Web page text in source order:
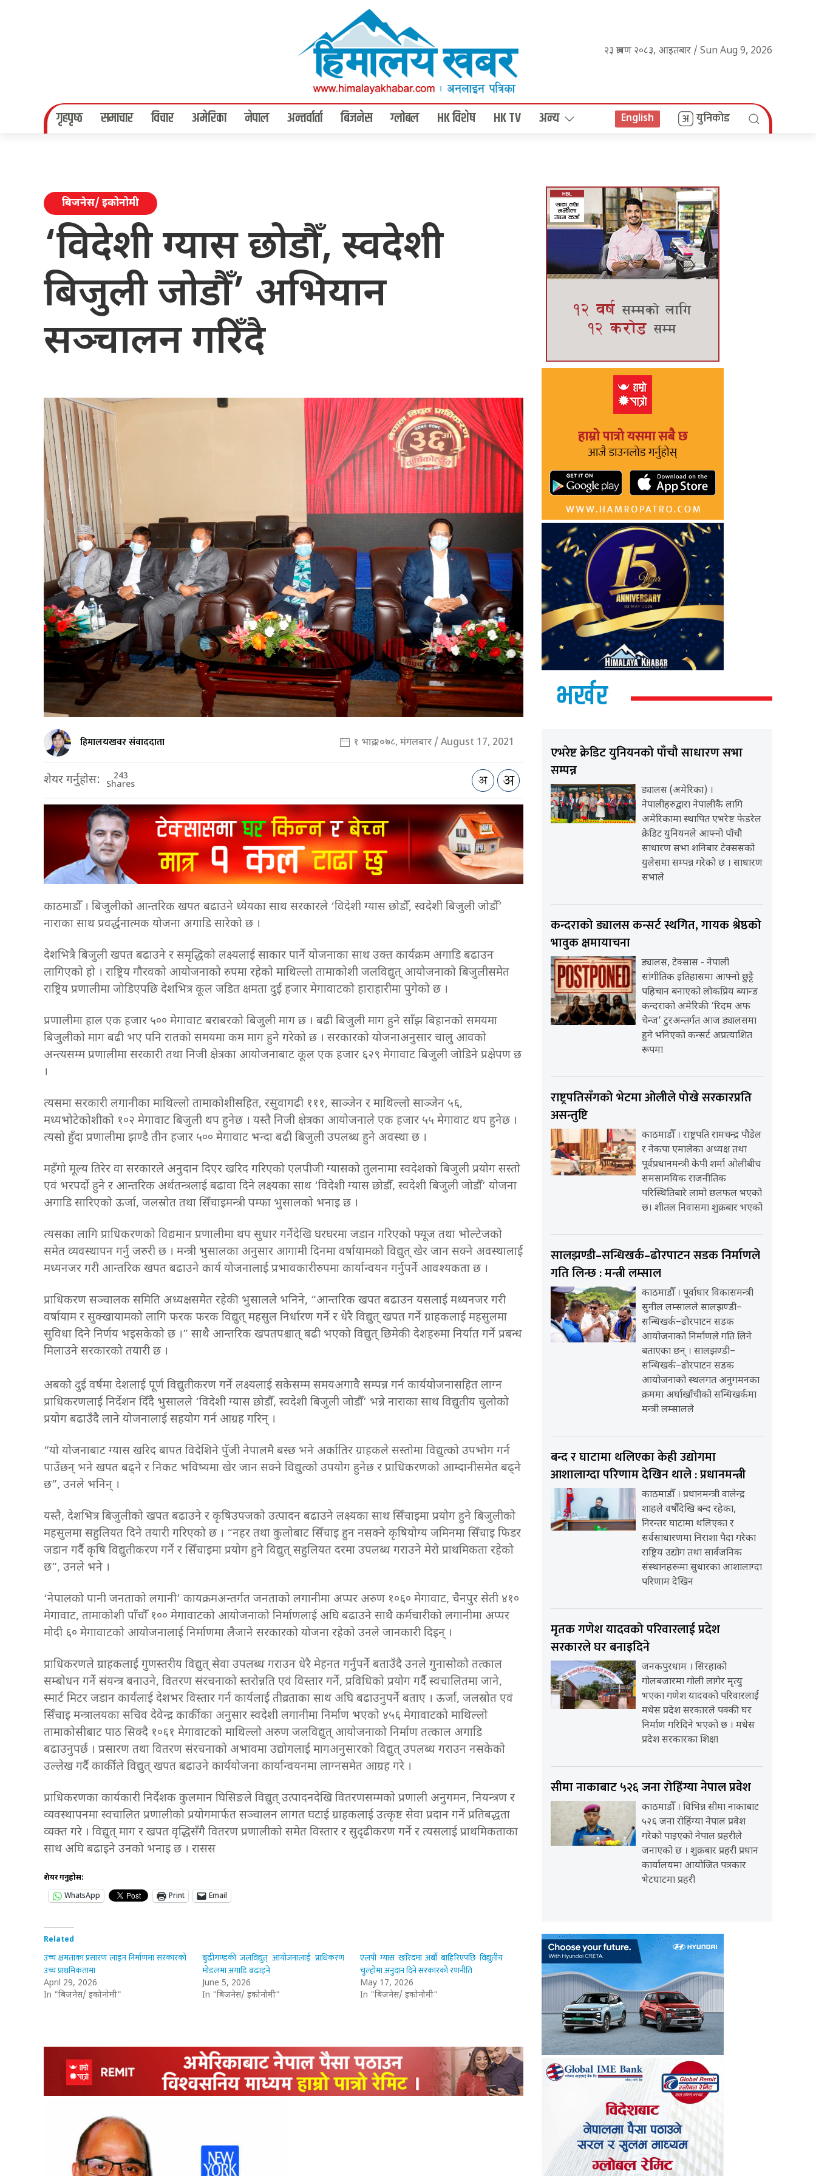
२३ श्रावण २०८३, आइतबार / Sun Aug 9, 2026
गृहपृष्‍ठ समाचार विचार अमेरिका नेपाल अन्तर्वार्ता बिजनेस ग्लोबल HK विशेष HK TV अन्य English युनिकोड
बिजनेस/ इकोनोमी
‘विदेशी ग्यास छोडौँ, स्वदेशी
बिजुली जोडौँ’ अभियान
सञ्चालन गरिँदै
हिमालयखवर संवाददाता १ भाद्र २०७८, मंगलबार / August 17, 2021
शेयर गर्नुहोस: 243
Shares
काठमाडौँ । बिजुलीको आन्तरिक खपत बढाउने ध्येयका साथ सरकारले ‘विदेशी ग्यास छोडौँ, स्वदेशी बिजुली जोडौँ’
नाराका साथ प्रवर्द्धनात्मक योजना अगाडि सारेको छ ।
देशभित्रै बिजुली खपत बढाउने र समृद्धिको लक्ष्यलाई साकार पार्ने योजनाका साथ उक्त कार्यक्रम अगाडि बढाउन
लागिएको हो । राष्ट्रिय गौरवको आयोजनाको रुपमा रहेको माथिल्लो तामाकोशी जलविद्युत् आयोजनाको बिजुलीसमेत
राष्ट्रिय प्रणालीमा जोडिएपछि देशभित्र कूल जडित क्षमता दुई हजार मेगावाटको हाराहारीमा पुगेको छ ।
प्रणालीमा हाल एक हजार ५०० मेगावाट बराबरको बिजुली माग छ । बढी बिजुली माग हुने साँझ बिहानको समयमा
बिजुलीको माग बढी भए पनि रातको समयमा कम माग हुने गरेको छ । सरकारको योजनाअनुसार चालु आवको
अन्त्यसम्म प्रणालीमा सरकारी तथा निजी क्षेत्रका आयोजनाबाट कूल एक हजार ६२९ मेगावाट बिजुली जोडिने प्रक्षेपण छ
।
त्यसमा सरकारी लगानीका माथिल्लो तामाकोशीसहित, रसुवागढी १११, साञ्जेन र माथिल्लो साञ्जेन ५६,
मध्यभोटेकोशीको १०२ मेगावाट बिजुली थप हुनेछ । यस्तै निजी क्षेत्रका आयोजनाले एक हजार ५५ मेगावाट थप हुनेछ ।
त्यसो हुँदा प्रणालीमा झण्डै तीन हजार ५०० मेगावाट भन्दा बढी बिजुली उपलब्ध हुने अवस्था छ ।
महँगो मूल्य तिरेर वा सरकारले अनुदान दिएर खरिद गरिएको एलपीजी ग्यासको तुलनामा स्वदेशको बिजुली प्रयोग सस्तो
एवं भरपर्दो हुने र आन्तरिक अर्थतन्त्रलाई बढावा दिने लक्ष्यका साथ ‘विदेशी ग्यास छोडौँ, स्वदेशी बिजुली जोडौँ’ योजना
अगाडि सारिएको ऊर्जा, जलस्रोत तथा सिँचाइमन्त्री पम्फा भुसालको भनाइ छ ।
त्यसका लागि प्राधिकरणको विद्यमान प्रणालीमा थप सुधार गर्नेदेखि घरघरमा जडान गरिएको फ्यूज तथा भोल्टेजको
समेत व्यवस्थापन गर्नु जरुरी छ । मन्त्री भुसालका अनुसार आगामी दिनमा वर्षायामको विद्युत् खेर जान सक्ने अवस्थालाई
मध्यनजर गरी आन्तरिक खपत बढाउने कार्य योजनालाई प्रभावकारीरुपमा कार्यान्वयन गर्नुपर्ने आवश्यकता छ ।
प्राधिकरण सञ्चालक समिति अध्यक्षसमेत रहेकी भुसालले भनिने, “आन्तरिक खपत बढाउन यसलाई मध्यनजर गरी
वर्षायाम र सुक्खायामको लागि फरक फरक विद्युत् महसुल निर्धारण गर्ने र धेरै विद्युत् खपत गर्ने ग्राहकलाई महसुलमा
सुविधा दिने निर्णय भइसकेको छ ।” साथै आन्तरिक खपतपश्चात् बढी भएको विद्युत् छिमेकी देशहरुमा निर्यात गर्ने प्रबन्ध
मिलाउने सरकारको तयारी छ ।
अबको दुई वर्षमा देशलाई पूर्ण विद्युतीकरण गर्ने लक्ष्यलाई सकेसम्म समयअगावै सम्पन्न गर्न कार्ययोजनासहित लाग्न
प्राधिकरणलाई निर्देशन दिँदै भुसालले ‘विदेशी ग्यास छोडौँ, स्वदेशी बिजुली जोडौँ’ भन्ने नाराका साथ विद्युतीय चुलोको
प्रयोग बढाउँदै लाने योजनालाई सहयोग गर्न आग्रह गरिन् ।
“यो योजनाबाट ग्यास खरिद बापत विदेशिने पुँजी नेपालमै बस्छ भने अर्कातिर ग्राहकले सस्तोमा विद्युत्को उपभोग गर्न
पाउँछन् भने खपत बढ्ने र निकट भविष्यमा खेर जान सक्ने विद्युत्को उपयोग हुनेछ र प्राधिकरणको आम्दानीसमेत बढ्ने
छ”, उनले भनिन् ।
यस्तै, देशभित्र बिजुलीको खपत बढाउने र कृषिउपजको उत्पादन बढाउने लक्ष्यका साथ सिँचाइमा प्रयोग हुने बिजुलीको
महसुलमा सहुलियत दिने तयारी गरिएको छ । “नहर तथा कुलोबाट सिँचाइ हुन नसक्ने कृषियोग्य जमिनमा सिँचाइ फिडर
जडान गर्दै कृषि विद्युतीकरण गर्ने र सिँचाइमा प्रयोग हुने विद्युत् सहुलियत दरमा उपलब्ध गराउने मेरो प्राथमिकता रहेको
छ”, उनले भने ।
‘नेपालको पानी जनताको लगानी’ कायक्रमअन्तर्गत जनताको लगानीमा अप्पर अरुण १०६० मेगावाट, चैनपुर सेती ४१०
मेगावाट, तामाकोशी पाँचौँ १०० मेगावाटको आयोजनाको निर्माणलाई अघि बढाउने साथै कर्मचारीको लगानीमा अप्पर
मोदी ६० मेगावाटको आयोजनालाई निर्माणमा लैजाने सरकारको योजना रहेको उनले जानकारी दिइन् ।
प्राधिकरणले ग्राहकलाई गुणस्तरीय विद्युत् सेवा उपलब्ध गराउन धेरै मेहनत गर्नुपर्ने बताउँदै उनले गुनासोको तत्काल
सम्बोधन गर्ने संयन्त्र बनाउने, वितरण संरचनाको स्तरोन्नति एवं विस्तार गर्ने, प्रविधिको प्रयोग गर्दै स्वचालितमा जाने,
स्मार्ट मिटर जडान कार्यलाई देशभर विस्तार गर्न कार्यलाई तीव्रताका साथ अघि बढाउनुपर्ने बताए । ऊर्जा, जलस्रोत एवं
सिँचाइ मन्त्रालयका सचिव देवेन्द्र कार्कीका अनुसार स्वदेशी लगानीमा निर्माण भएको ४५६ मेगावाटको माथिल्लो
तामाकोसीबाट पाठ सिक्दै १०६१ मेगावाटको माथिल्लो अरुण जलविद्युत् आयोजनाको निर्माण तत्काल अगाडि
बढाउनुपर्छ । प्रसारण तथा वितरण संरचनाको अभावमा उद्योगलाई मागअनुसारको विद्युत् उपलब्ध गराउन नसकेको
उल्लेख गर्दै कार्कीले विद्युत् खपत बढाउने कार्ययोजना कार्यान्वयनमा लाग्नसमेत आग्रह गरे ।
प्राधिकरणका कार्यकारी निर्देशक कुलमान घिसिङले विद्युत् उत्पादनदेखि वितरणसम्मको प्रणाली अनुगमन, नियन्त्रण र
व्यवस्थापनमा स्वचालित प्रणालीको प्रयोगमार्फत सञ्चालन लागत घटाई ग्राहकलाई उत्कृष्ट सेवा प्रदान गर्ने प्रतिबद्धता
व्यक्त गरे । विद्युत् माग र खपत वृद्धिसँगै वितरण प्रणालीको समेत विस्तार र सुदृढीकरण गर्ने र त्यसलाई प्राथमिकताका
साथ अघि बढाइने उनको भनाइ छ । रासस
शेयर गर्नुहोस:
WhatsApp
Print Email
Related
उच्च क्षमताका प्रसारण लाइन निर्माणमा सरकारको
उच्च प्राथमिकतामा
April 29, 2026
In "बिजनेस/ इकोनोमी"
बुढीगण्डकी जलविद्युत् आयोजनालाई प्राधिकरण
मोडलमा अगाडि बढाइने
June 5, 2026
In "बिजनेस/ इकोनोमी"
एलपी ग्यास खरिदमा अर्बौं बाहिरिएपछि विद्युतीय
चुल्होमा अनुदान दिने सरकारको रणनीति
May 17, 2026
In "बिजनेस/ इकोनोमी"
भर्खर
एभरेष्ट क्रेडिट युनियनको पाँचौ साधारण सभा
सम्पन्न
ड्यालस (अमेरिका) ।
नेपालीहरुद्वारा नेपालीकै लागि
अमेरिकामा स्थापित एभरेष्ट फेडरेल
क्रेडिट युनियनले आफ्नो पाँचौ
साधारण सभा शनिबार टेक्ससको
युलेसमा सम्पन्न गरेको छ । साधारण
सभाले
कन्दराको ड्यालस कन्सर्ट स्थगित, गायक श्रेष्ठको
भावुक क्षमायाचना
ड्यालस, टेक्सास - नेपाली
सांगीतिक इतिहासमा आफ्नो छुट्टै
पहिचान बनाएको लोकप्रिय ब्यान्ड
कन्दराको अमेरिकी ‘रिदम अफ
चेन्ज’ टुरअन्तर्गत आज ड्यालसमा
हुने भनिएको कन्सर्ट अप्रत्याशित
रूपमा
राष्ट्रपतिसँगको भेटमा ओलीले पोखे सरकारप्रति
असन्तुष्टि
काठमाडौँ । राष्ट्रपति रामचन्द्र पौडेल
र नेकपा एमालेका अध्यक्ष तथा
पूर्वप्रधानमन्त्री केपी शर्मा ओलीबीच
समसामयिक राजनीतिक
परिस्थितिबारे लामो छलफल भएको
छ। शीतल निवासमा शुक्रबार भएको
सालझण्डी–सन्धिखर्क–ढोरपाटन सडक निर्माणले
गति लिन्छ : मन्त्री लम्साल
काठमाडौँ । पूर्वाधार विकासमन्त्री
सुनील लम्सालले सालझण्डी–
सन्धिखर्क–ढोरपाटन सडक
आयोजनाको निर्माणले गति लिने
बताएका छन् । सालझण्डी–
सन्धिखर्क–ढोरपाटन सडक
आयोजनाको स्थलगत अनुगमनका
क्रममा अर्घाखाँचीको सन्धिखर्कमा
मन्त्री लम्सालले
बन्द र घाटामा थलिएका केही उद्योगमा
आशालाग्दा परिणाम देखिन थाले : प्रधानमन्त्री
काठमाडौँ । प्रधानमन्त्री वालेन्द्र
शाहले वर्षौंदेखि बन्द रहेका,
निरन्तर घाटामा थलिएका र
सर्वसाधारणमा निराशा पैदा गरेका
राष्ट्रिय उद्योग तथा सार्वजनिक
संस्थानहरूमा सुधारका आशालाग्दा
परिणाम देखिन
मृतक गणेश यादवको परिवारलाई प्रदेश
सरकारले घर बनाइदिने
जनकपुरधाम । सिरहाको
गोलबजारमा गोली लागेर मृत्यु
भएका गणेश यादवको परिवारलाई
मधेस प्रदेश सरकारले पक्की घर
निर्माण गरिदिने भएको छ । मधेस
प्रदेश सरकारका शिक्षा
सीमा नाकाबाट ५२६ जना रोहिंग्या नेपाल प्रवेश
काठमाडौँ । विभिन्न सीमा नाकाबाट
५२६ जना रोहिंग्या नेपाल प्रवेश
गरेको पाइएको नेपाल प्रहरीले
जनाएको छ । शुक्रबार प्रहरी प्रधान
कार्यालयमा आयोजित पत्रकार
भेटघाटमा प्रहरी